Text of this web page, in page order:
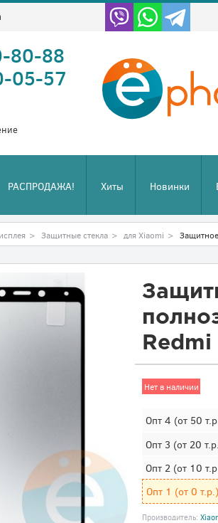
80-88
05-57
РАСПРОДАЖА! Хиты Новинки
> Защитные стекла > для Xiaomi >
Нет в наличии
Опт 4 (от 50
Опт 3 (от 20
Опт 2(от 10
Опт 1 (от 0 т.р.)
Производитель: